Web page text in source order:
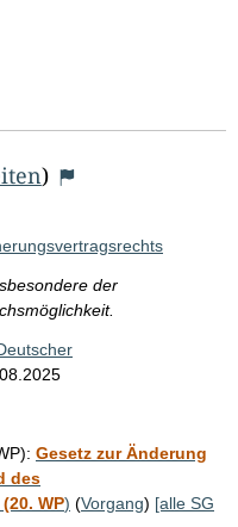
)
der
Gesetz zur Änderung
des
WP) (Vorgang) [alle SG